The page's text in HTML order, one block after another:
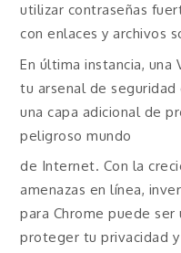
utilizar contraseñas
con enlaces y archivos
En última instancia, una
tu arsenal de
una capa adicional de
peligroso mundo
de Internet. Con la
amenazas en línea,
para Chrome puede ser
proteger tu privacidad